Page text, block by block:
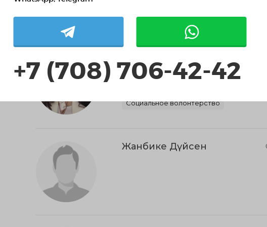
Алматинская область, Илийский район,
Социальное волонтерство
Жанбике Дүйсен
+7 (708) 706-42-42